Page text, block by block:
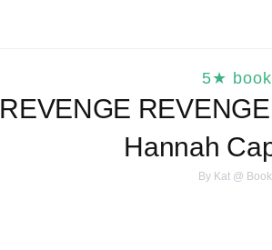
5★
REVENGE
Hannah
By Kat @